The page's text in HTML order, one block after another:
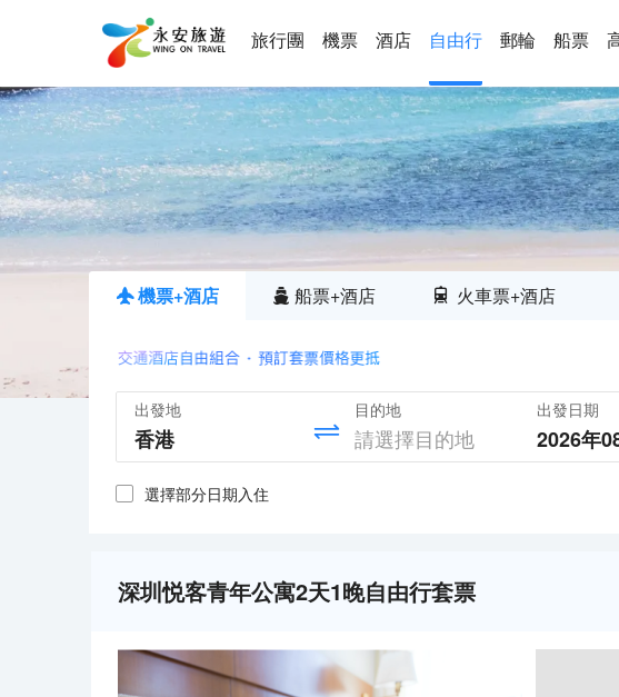
旅行團 機票 酒店 自由行 郵輪 船票
機票+酒店 船票+酒店 火車票+酒店
出發地 目的地 出發日期
2026年
選擇部分日期入住
深圳悦客青年公寓2天1晚自由行套票